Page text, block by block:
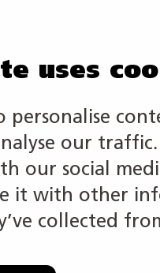
uses
personalise
our
our social
it with other
collected
taitoja oikeasti
kaikkia
tarjoutuu